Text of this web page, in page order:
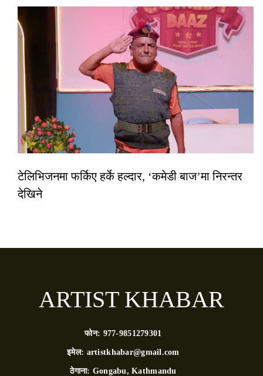
टेलिभिजनमा फर्किए हर्के हल्दार, ‘कमेडी बाज’मा निरन्तर
देखिने
ARTIST KHABAR
फोन: 977-9851279301
इमेल: artistkhabar@gmail.com
ठेगाना: Gongabu, Kathmandu